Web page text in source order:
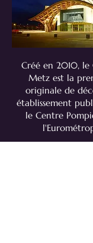
​Créé en 2010,
Metz est la
originale de
établissement
le Centre